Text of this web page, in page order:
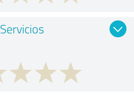
Servicios